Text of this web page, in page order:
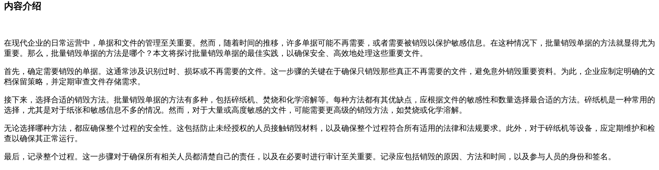
内容介绍
在现代企业的日常运营中，单据和文件的管理至关重要。然而，随着时间的推移，许多单据可能不再需要，或者需要被销毁以保护敏感信息。在这种情况下，批量销毁单据的方法就显得尤为
重要。那么，批量销毁单据的方法是哪个？本文将探讨批量销毁单据的最佳实践，以确保安全、高效地处理这些重要文件。
首先，确定需要销毁的单据。这通常涉及识别过时、损坏或不再需要的文件。这一步骤的关键在于确保只销毁那些真正不再需要的文件，避免意外销毁重要资料。为此，企业应制定明确的文
档保留策略，并定期审查文件存储需求。
接下来，选择合适的销毁方法。批量销毁单据的方法有多种，包括碎纸机、焚烧和化学溶解等。每种方法都有其优缺点，应根据文件的敏感性和数量选择最合适的方法。碎纸机是一种常用的
选择，尤其是对于纸张和敏感信息不多的情况。然而，对于大量或高度敏感的文件，可能需要更高级的销毁方法，如焚烧或化学溶解。
无论选择哪种方法，都应确保整个过程的安全性。这包括防止未经授权的人员接触销毁材料，以及确保整个过程符合所有适用的法律和法规要求。此外，对于碎纸机等设备，应定期维护和检
查以确保其正常运行。
最后，记录整个过程。这一步骤对于确保所有相关人员都清楚自己的责任，以及在必要时进行审计至关重要。记录应包括销毁的原因、方法和时间，以及参与人员的身份和签名。